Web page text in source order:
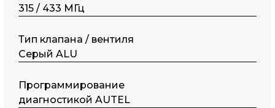
315 / 433 МГц
Тип клапана / вентиля
Серый ALU
Программирование
диагностикой AUTEL